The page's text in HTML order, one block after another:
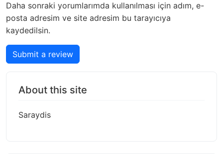
Daha sonraki yorumlarımda kullanılması için adım, e-
posta adresim ve site adresim bu tarayıcıya
kaydedilsin.
Submit a review
About this site
Saraydis